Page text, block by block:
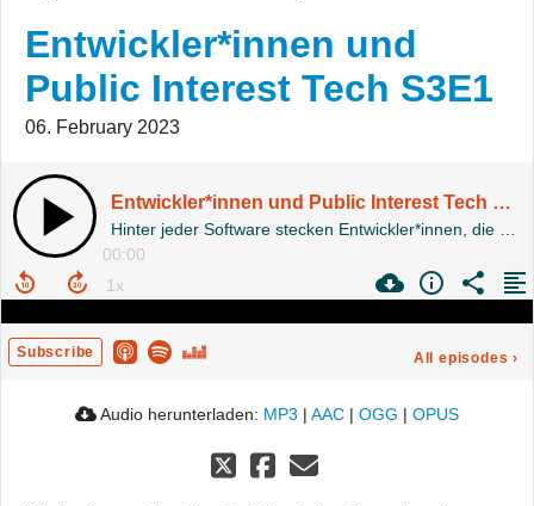
Entwickler*innen und
Public Interest Tech S3E1
06. February 2023
Entwickler*innen und Public Interest Tech S3E1
00:00
Subscribe All episodes ›
Audio herunterladen: MP3 | AAC | OGG | OPUS